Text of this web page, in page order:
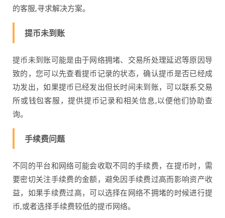
的客服,寻求解决方案。
提币未到账
提币未到账可能是由于网络拥堵、交易所处理延迟等原因导
致的，您可以先查看提币记录的状态，确认提币是否已经成
功发出，如果提币已经发出但长时间未到账，可以联系交易
所或钱包客服，提供提币记录和相关信息,以便他们协助查
询。
手续费问题
不同的平台和网络可能会收取不同的手续费，在提币时，需
要密切关注手续费的金额，避免因手续费过高而影响资产收
益，如果手续费过高，可以选择在网络不拥堵的时候进行提
币,或者选择手续费较低的提币网络。